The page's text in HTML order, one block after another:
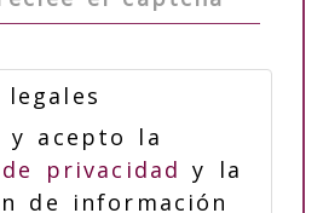
legales
y acepto la
privacidad y la
de información